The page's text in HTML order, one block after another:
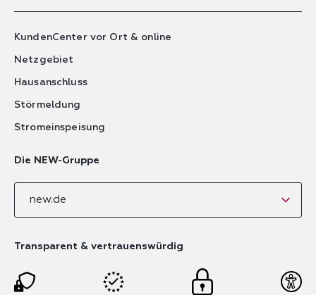
KundenCenter vor Ort & online
Netzgebiet
Hausanschluss
Störmeldung
Stromeinspeisung
Die NEW-Gruppe
new.de
Transparent & vertrauenswürdig